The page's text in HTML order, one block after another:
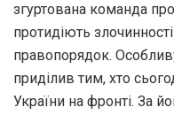
згуртована команда
протидіють
правопорядок.
приділив тим, хто
України на фронті. За